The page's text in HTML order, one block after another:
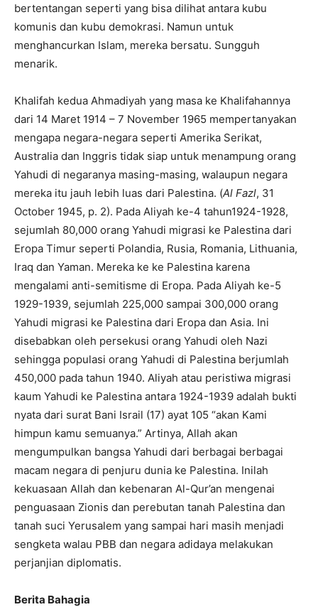
bertentangan seperti yang bisa dilihat antara kubu
komunis dan kubu demokrasi. Namun untuk
menghancurkan Islam, mereka bersatu. Sungguh
menarik.
Khalifah kedua Ahmadiyah yang masa ke Khalifahannya
dari 14 Maret 1914 – 7 November 1965 mempertanyakan
mengapa negara-negara seperti Amerika Serikat,
Australia dan Inggris tidak siap untuk menampung orang
Yahudi di negaranya masing-masing, walaupun negara
mereka itu jauh lebih luas dari Palestina. (Al Fazl, 31
October 1945, p. 2). Pada Aliyah ke-4 tahun1924-1928,
sejumlah 80,000 orang Yahudi migrasi ke Palestina dari
Eropa Timur seperti Polandia, Rusia, Romania, Lithuania,
Iraq dan Yaman. Mereka ke ke Palestina karena
mengalami anti-semitisme di Eropa. Pada Aliyah ke-5
1929-1939, sejumlah 225,000 sampai 300,000 orang
Yahudi migrasi ke Palestina dari Eropa dan Asia. Ini
disebabkan oleh persekusi orang Yahudi oleh Nazi
sehingga populasi orang Yahudi di Palestina berjumlah
450,000 pada tahun 1940. Aliyah atau peristiwa migrasi
kaum Yahudi ke Palestina antara 1924-1939 adalah bukti
nyata dari surat Bani Israil (17) ayat 105 “akan Kami
himpun kamu semuanya.” Artinya, Allah akan
mengumpulkan bangsa Yahudi dari berbagai berbagai
macam negara di penjuru dunia ke Palestina. Inilah
kekuasaan Allah dan kebenaran Al-Qur’an mengenai
penguasaan Zionis dan perebutan tanah Palestina dan
tanah suci Yerusalem yang sampai hari masih menjadi
sengketa walau PBB dan negara adidaya melakukan
perjanjian diplomatis.
Berita Bahagia